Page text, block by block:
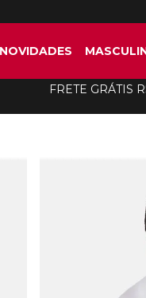
NOVIDADES
FRETE GRÁTIS